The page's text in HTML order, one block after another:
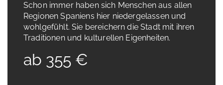
Schon immer haben sich Menschen aus allen
Regionen Spaniens hier niedergelassen und
wohlgefühlt. Sie bereichern die Stadt mit ihren
Traditionen und kulturellen Eigenheiten.
ab 355 €